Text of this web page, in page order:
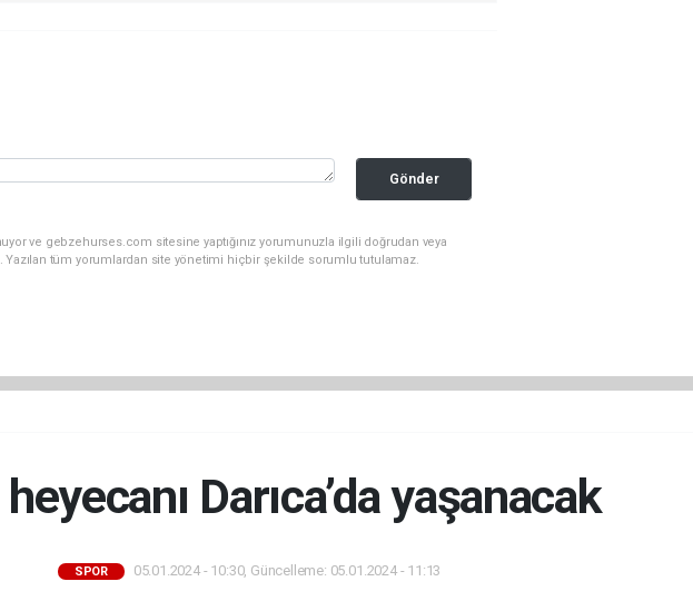
Gönder
ve gebzehurses.com sitesine yaptığınız yorumunuzla ilgili doğrudan veya
Yazılan tüm yorumlardan site yönetimi hiçbir şekilde sorumlu tutulamaz.
Darıca’da yaşanacak
SPOR 05.01.2024 - 10:30, Güncelleme: 05.01.2024 - 11:13